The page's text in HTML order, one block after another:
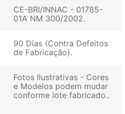
CE-BRI/INNAC - 01785-
01A NM 300/2002
90 Dias (Contra Defeitos
de Fabricação)
Fotos Ilustrativas - Cores
e Modelos podem mudar
conforme lote fabricado.